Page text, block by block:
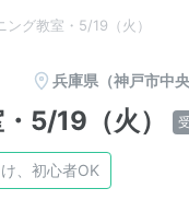
ング教室・5/19（火）
兵庫県（神戸市中央
5/19（火）
、初心者OK